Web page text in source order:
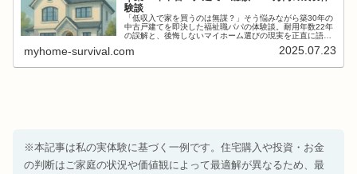
験談
「低収入で家を買うのは無謀？」そう悩みながら築30年の
中古戸建てを即決した福祉職パパの体験談。耐用年数22年
の誤解と、後悔しないマイホーム選びの現実を正直に語り
myhome-survival.com 2025.07.23
※本記事は私の実体験に基づく一例です。住宅購入や投資・お金
の判断はご家庭の状況や価値観によって最適解が異なるため、最